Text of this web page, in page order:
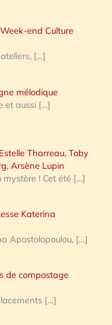
end Culture
[…]
mélodique
et aussi […]
Tharreau, Toby
Arsène Lupin
! Cet été […]
Katerina
Apostolopoulou, […]
de compostage
[…]